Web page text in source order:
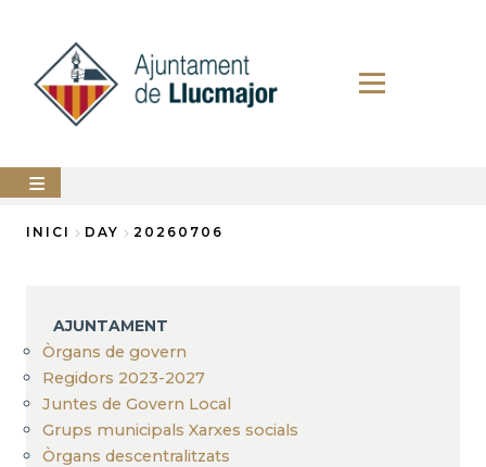
contingut
AJUNTAMENT
SERVEIS
MUNICIPALS
PERFIL
DEL
CONTRACTANT
ANUNCIS
INICI DAY 20260706
AJUNTAMENT
Òrgans de govern
Regidors 2023-2027
Juntes de Govern Local
Grups municipals Xarxes socials
Òrgans descentralitzats